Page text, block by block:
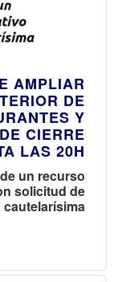
AMPLIAR
DE
Y
CIERRE
LAS 20H
un recurso
solicitud de
cautelarísima